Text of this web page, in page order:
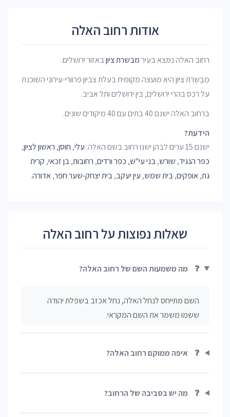
אודות רחוב האלה
רחוב האלה נמצא בעירמבשרת ציוןבאזור ירושלים.
מְבַשֶּׂרֶת צִיּוֹן היא מועצה מקומית בעלת צביון פרוורי-עירוני השוכנת
על רכס בהרי ירושלים, בין ירושלים ותל אביב.
ברחוב האלה ישנם 40 בתים עם 40 מיקודים שונים.
הידעת?
ישנם 15 ערים לבהן ישנו רחוב בשם האלה:
עלי, חוסן, ראשון לציון,
כפר הנגיד, שורש,בני עי"ש, כפר ורדים, רחובות,בן זכאי, קרית
גת,אופקים,בית שמש, עין יעקב,בית יצחק-שער חפר,אדורה.
שאלות נפוצות על רחוב האלה
❓ מה משמעות השם של רחוב האלה?
השם מתייחס לנחל האלה, נחל אכזב בשפלת יהודה
ששמו משמר את השם המקראי.
❓ איפה ממוקם רחוב האלה?
❓ מה יש בסביבה של הרחוב?